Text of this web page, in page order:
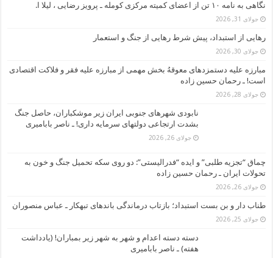
نگاهی به نامه ۱۰ تن از اعضای کمیته مرکزی کومله ـ پرویز رضایی ، لیلا ا.
جولای 31, 2026
رهایی از استبداد، پیش شرط رهایی از جنگ و استعمار
جولای 30, 2026
مبارزه علیه دستمزدهای معوقهُ بخش مهمی از مبارزه علیه فقر و فلاکت اقتصادی
است! ـ رحمان حسین زاده
جولای 28, 2026
نابودی شهرهای جنوبی ایران زیر موشکباران، حاصل جنگ
بشدت ارتجاعی دولتهای سرمایه داری! ـ ناصر بابامیری
جولای 26, 2026
چماق “تجزیه طلبی” و ایده “فدرالیستی”: دو روی سکه تحمیل جنگ و خون به
تحولات ایران ـ رحمان حسین زاده
جولای 26, 2026
طناب دار و بن بست استبداد؛ بازتاب درماندگی باندهای تبهکار ـ عباس منصوران
جولای 25, 2026
دسته دسته اعدام و شهر به شهر زیر بمباران! (یادداشت
هفته) ـ ناصر بابامیری